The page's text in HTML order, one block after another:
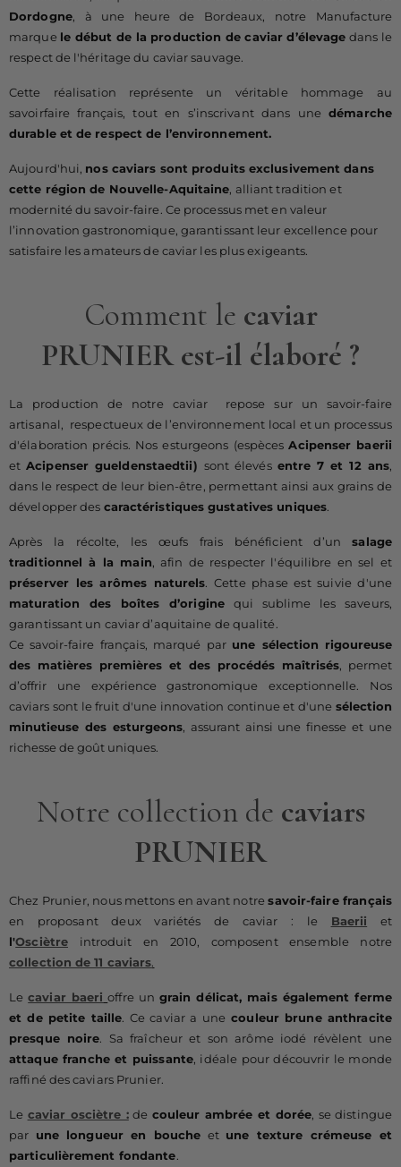
Dordogne, à une heure de Bordeaux, notre Manufacture
marque le début de la production de caviar d’élevage dans le
respect de l'héritage du caviar sauvage.
Cette réalisation représente un véritable hommage au
savoirfaire français, tout en s’inscrivant dans unedémarche
durable et de respect de l’environnement.
Aujourd'hui, nos caviars sont produits exclusivement dans
cette région de Nouvelle-Aquitaine, alliant tradition et
modernité du savoir-faire. Ce processus met en valeur
l’innovation gastronomique, garantissant leur excellence pour
satisfaire les amateurs de caviar les plus exigeants.
Comment le caviar
PRUNIERest-il élaboré ?
La production de notre caviar repose sur un savoir-faire
artisanal, respectueux de l’environnement local et un processus
d'élaboration précis. Nos esturgeons (espècesAcipenser baerii
etAcipenser gueldenstaedtii) sont élevés entre 7 et 12 ans,
dans le respect de leur bien-être, permettant ainsi aux grains de
développer des caractéristiques gustatives uniques.
Après la récolte, les œufs frais bénéficient d’unsalage
traditionnel à la main, afin de respecter l'équilibre en sel et
préserver les arômes naturels. Cette phase est suivie d'une
maturation des boîtes d’originequi sublime les saveurs,
garantissant un caviar d’aquitaine de qualité.
Ce savoir-faire français, marqué par une sélection rigoureuse
des matières premières et des procédés maîtrisés, permet
d’offrir une expérience gastronomique exceptionnelle. Nos
caviars sont le fruit d'une innovation continue et d'une sélection
minutieuse des esturgeons, assurant ainsi une finesse et une
richesse de goût uniques.
Notre collection de caviars
PRUNIER
Chez Prunier, nous mettons en avant notresavoir-faire français
en proposant deux variétés de caviar : le Baerii et
l'Osciètre introduit en 2010, composent ensemble notre
collection de 11 caviars.
Lecaviar baeri offre un grain délicat, mais également ferme
et de petite taille. Ce caviar a une couleur brune anthracite
presque noire. Sa fraîcheur et son arôme iodé révèlent une
attaque franche et puissante, idéale pour découvrir le monde
raffiné des caviars Prunier.
Le caviar osciètre :de couleur ambrée et dorée, se distingue
par une longueur en bouche et une texture crémeuse et
particulièrement fondante.